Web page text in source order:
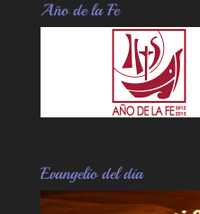
Año de la Fe
Evangelio del dia